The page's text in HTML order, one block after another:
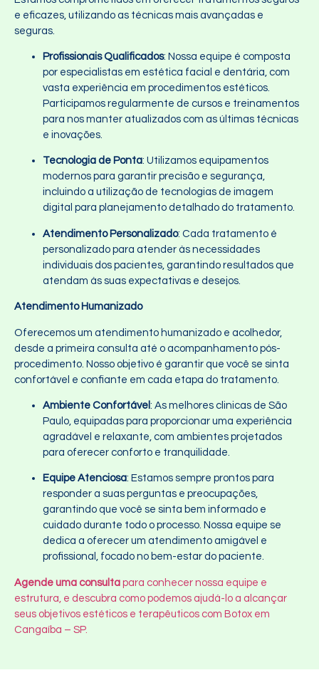
e eficazes, utilizando as técnicas mais avançadas e
seguras.
Profissionais Qualificados: Nossa equipe é composta
por especialistas em estética facial e dentária, com
vasta experiência em procedimentos estéticos.
Participamos regularmente de cursos e treinamentos
para nos manter atualizados com as últimas técnicas
e inovações.
Tecnologia de Ponta: Utilizamos equipamentos
modernos para garantir precisão e segurança,
incluindo a utilização de tecnologias de imagem
digital para planejamento detalhado do tratamento.
Atendimento Personalizado: Cada tratamento é
personalizado para atender às necessidades
individuais dos pacientes, garantindo resultados que
atendam às suas expectativas e desejos.
Atendimento Humanizado
Oferecemos um atendimento humanizado e acolhedor,
desde a primeira consulta até o acompanhamento pós-
procedimento. Nosso objetivo é garantir que você se sinta
confortável e confiante em cada etapa do tratamento.
Ambiente Confortável : As melhores clinicas de São
Paulo, equipadas para proporcionar uma experiência
agradável e relaxante, com ambientes projetados
para oferecer conforto e tranquilidade.
Equipe Atenciosa: Estamos sempre prontos para
responder a suas perguntas e preocupações,
garantindo que você se sinta bem informado e
cuidado durante todo o processo. Nossa equipe se
dedica a oferecer um atendimento amigável e
profissional, focado no bem-estar do paciente.
Agende uma consulta para conhecer nossa equipe e
estrutura, e descubra como podemos ajudá-lo a alcançar
seus objetivos estéticos e terapêuticos com Botox em
Cangaíba – SP.